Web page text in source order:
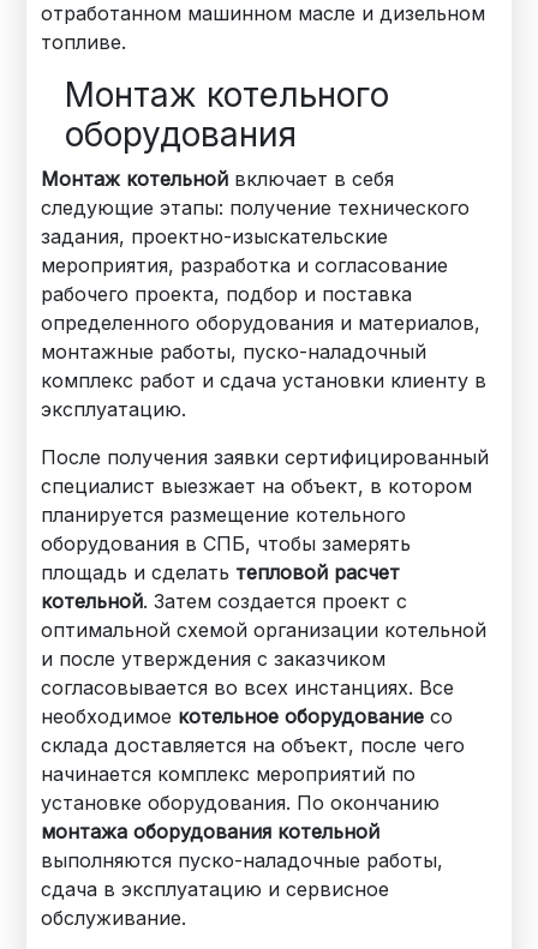
отработанном машинном масле и дизельном
топливе.
Монтаж котельного
оборудования
Монтаж котельной включает в себя
следующие этапы: получение технического
задания, проектно-изыскательские
мероприятия, разработка и согласование
рабочего проекта, подбор и поставка
определенного оборудования и материалов,
монтажные работы, пуско-наладочный
комплекс работ и сдача установки клиенту в
эксплуатацию.
После получения заявки сертифицированный
специалист выезжает на объект, в котором
планируется размещение котельного
оборудования в СПБ, чтобы замерять
площадь и сделать тепловой расчет
котельной. Затем создается проект с
оптимальной схемой организации котельной
и после утверждения с заказчиком
согласовывается во всех инстанциях. Все
необходимое котельное оборудованиесо
склада доставляется на объект, после чего
начинается комплекс мероприятий по
установке оборудования. По окончанию
монтажа оборудования котельной
выполняются пуско-наладочные работы,
сдача в эксплуатацию и сервисное
обслуживание.